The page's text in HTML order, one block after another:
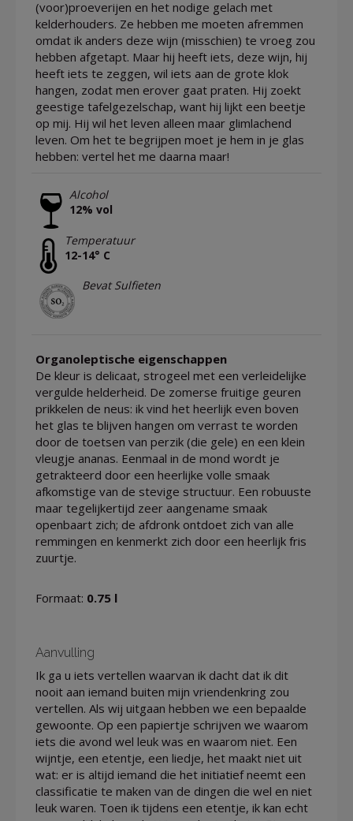
(voor)proeverijen en het nodige gelach met
kelderhouders. Ze hebben me moeten afremmen
omdat ik anders deze wijn (misschien) te vroeg zou
hebben afgetapt. Maar hij heeft iets, deze wijn, hij
heeft iets te zeggen, wil iets aan de grote klok
hangen, zodat men erover gaat praten. Hij zoekt
geestige tafelgezelschap, want hij lijkt een beetje
op mij. Hij wil het leven alleen maar glimlachend
leven. Om het te begrijpen moet je hem in je glas
hebben: vertel het me daarna maar!
Alcohol
12% vol
Temperatuur
12-14° C
Bevat Sulfieten
Organoleptische eigenschappen
De kleur is delicaat, strogeel met een verleidelijke
vergulde helderheid. De zomerse fruitige geuren
prikkelen de neus: ik vind het heerlijk even boven
het glas te blijven hangen om verrast te worden
door de toetsen van perzik (die gele) en een klein
vleugje ananas. Eenmaal in de mond wordt je
getrakteerd door een heerlijke volle smaak
afkomstige van de stevige structuur. Een robuuste
maar tegelijkertijd zeer aangename smaak
openbaart zich; de afdronk ontdoet zich van alle
remmingen en kenmerkt zich door een heerlijk fris
zuurtje.
Formaat: 0.75 l
Aanvulling
Ik ga u iets vertellen waarvan ik dacht dat ik dit
nooit aan iemand buiten mijn vriendenkring zou
vertellen. Als wij uitgaan hebben we een bepaalde
gewoonte. Op een papiertje schrijven we waarom
iets die avond wel leuk was en waarom niet. Een
wijntje, een etentje, een liedje, het maakt niet uit
wat: er is altijd iemand die het initiatief neemt een
classificatie te maken van de dingen die wel en niet
leuk waren. Toen ik tijdens een etentje, ik kan echt